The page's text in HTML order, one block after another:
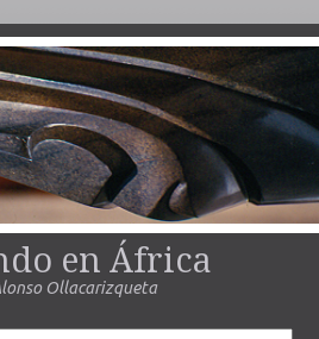
en África
Ollacarizqueta